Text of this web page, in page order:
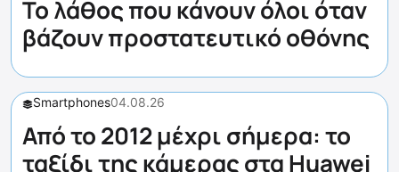
Το λάθος που κάνουν όλοι όταν
βάζουν προστατευτικό οθόνης
Smartphones04.08.26
Από το 2012 μέχρι σήμερα: το
ταξίδι της κάμερας στα Huawei